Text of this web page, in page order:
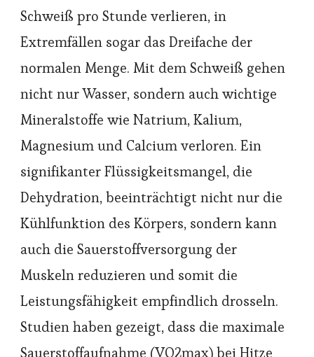
Schweiß pro Stunde verlieren, in
Extremfällen sogar das Dreifache der
normalen Menge. Mit dem Schweiß gehen
nicht nur Wasser, sondern auch wichtige
Mineralstoffe wie Natrium, Kalium,
Magnesium und Calcium verloren. Ein
signifikanter Flüssigkeitsmangel, die
Dehydration, beeinträchtigt nicht nur die
Kühlfunktion des Körpers, sondern kann
auch die Sauerstoffversorgung der
Muskeln reduzieren und somit die
Leistungsfähigkeit empfindlich drosseln.
Studien haben gezeigt, dass die maximale
Sauerstoffaufnahme (VO2max) bei Hitze